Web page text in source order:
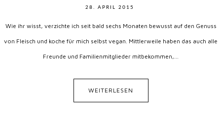
28. APRIL 2015
Wie ihr wisst, verzichte ich seit bald sechs Monaten bewusst auf den Genuss
von Fleisch und koche für mich selbst vegan. Mittlerweile haben das auch alle
Freunde und Familienmitglieder mitbekommen,...
WEITERLESEN